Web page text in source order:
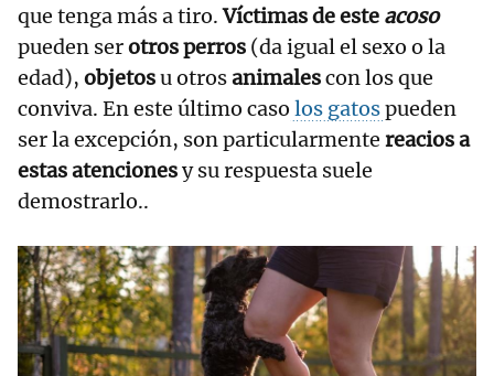
que tenga más a tiro.Víctimas de este acoso
pueden serotros perros (da igual el sexo o la
edad), objetosu otrosanimalescon los que
conviva. En este último caso los gatospueden
ser la excepción, son particularmente reacios a
estas atencionesy su respuesta suele
demostrarlo..